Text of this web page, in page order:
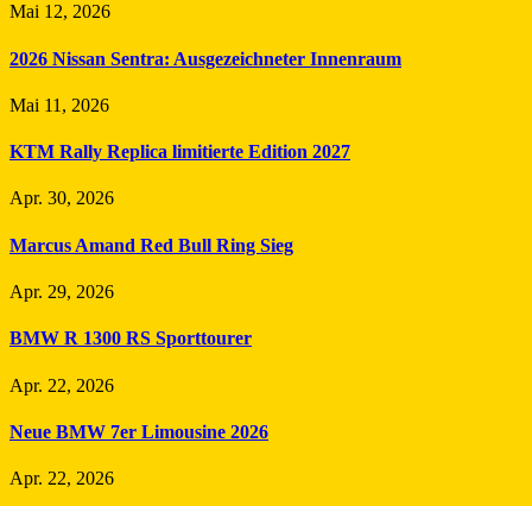
Mai 12, 2026
2026 Nissan Sentra: Ausgezeichneter Innenraum
Mai 11, 2026
KTM Rally Replica limitierte Edition 2027
Apr. 30, 2026
Marcus Amand Red Bull Ring Sieg
Apr. 29, 2026
BMW R 1300 RS Sporttourer
Apr. 22, 2026
Neue BMW 7er Limousine 2026
Apr. 22, 2026